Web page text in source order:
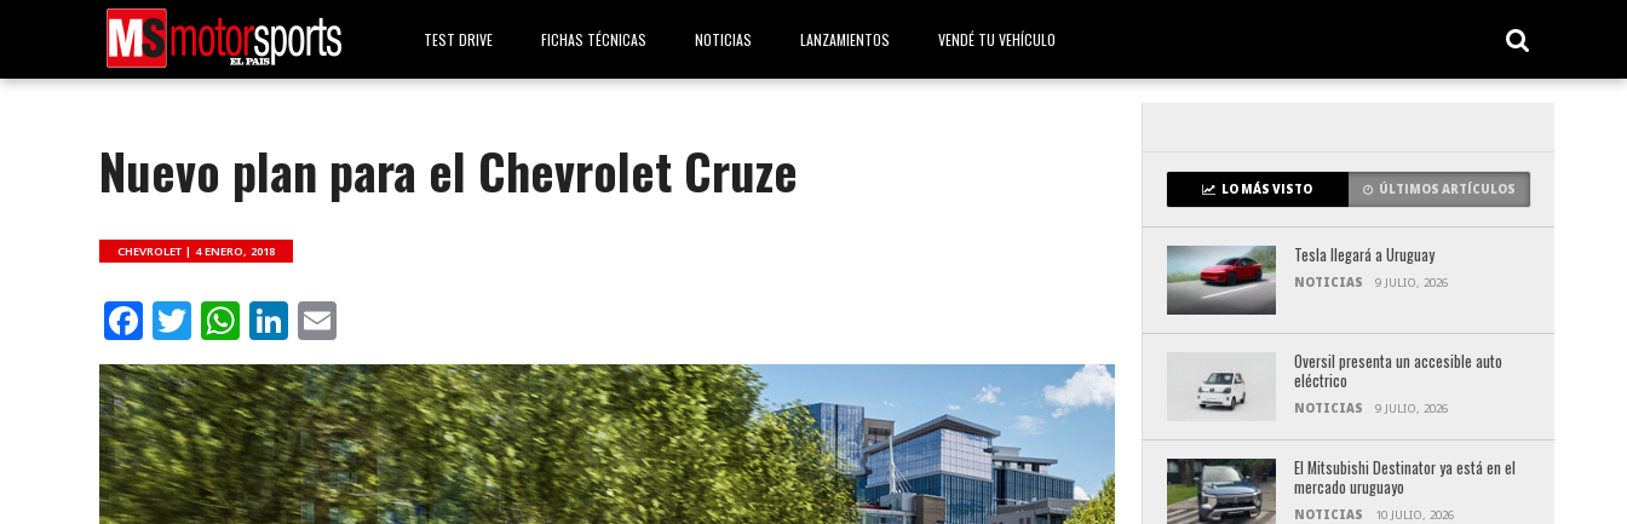
TEST DRIVE FICHAS TÉCNICAS NOTICIAS LANZAMIENTOS VENDÉ TU VEHÍCULO
Nuevo plan para el Chevrolet Cruze
CHEVROLET |4 ENERO, 2018
Facebook
Twitter
WhatsApp
LinkedIn
LO MÁS VISTO ÚLTIMOS ARTÍCULOS
Tesla llegará a Uruguay
NOTICIAS 9 JULIO, 2026
Oversil presenta un accesible auto
eléctrico
NOTICIAS 9 JULIO, 2026
El Mitsubishi Destinator ya está en el
mercado uruguayo
NOTICIAS 10 JULIO, 2026